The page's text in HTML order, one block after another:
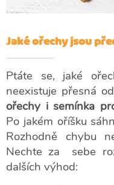
Jaké ořechy jsou
Ptáte se, jaké
neexistuje přesná
ořechy i semínka
Po jakém oříšku
Rozhodně chybu
Nechte za sebe
dalších výhod: